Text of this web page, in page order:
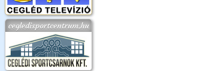
cegledisportcentrum.hu